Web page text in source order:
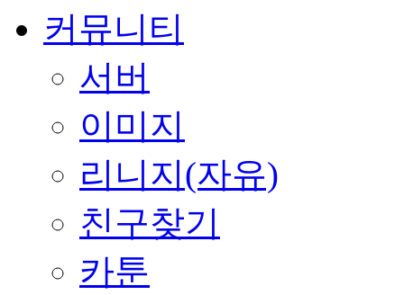
커뮤니티
서버
이미지
리니지(자유)
친구찾기
카툰